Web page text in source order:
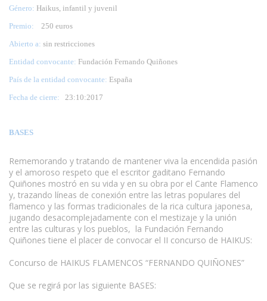
Género: Haikus, infantil y juvenil
Premio:
250 euros
Abierto a: sin restricciones
Entidad convocante: Fundación Fernando Quiñones
País de la entidad convocante: España
Fecha de cierre: 23:10:2017
BASES
Rememorando y tratando de mantener viva la encendida pasión
y el amoroso respeto que el escritor gaditano Fernando
Quiñones mostró en su vida y en su obra por el Cante Flamenco
y, trazando líneas de conexión entre las letras populares del
flamenco y las formas tradicionales de la rica cultura japonesa,
jugando desacomplejadamente con el mestizaje y la unión
entre las culturas y los pueblos, la Fundación Fernando
Quiñones tiene el placer de convocar el II concurso de HAIKUS:
Concurso de HAIKUS FLAMENCOS “FERNANDO QUIÑONES”
Que se regirá por las siguiente BASES: